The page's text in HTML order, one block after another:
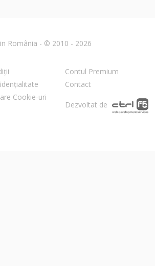
România - © 2010 - 2026
Cookie-uri
Contul Premium
Contact
Dezvoltat de